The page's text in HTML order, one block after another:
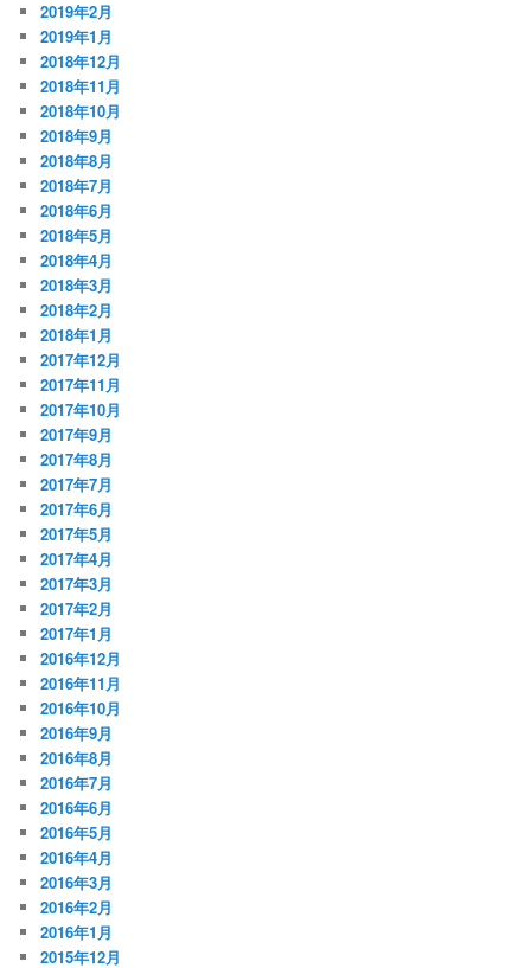
2019年2月
2019年1月
2018年12月
2018年11月
2018年10月
2018年9月
2018年8月
2018年7月
2018年6月
2018年5月
2018年4月
2018年3月
2018年2月
2018年1月
2017年12月
2017年11月
2017年10月
2017年9月
2017年8月
2017年7月
2017年6月
2017年5月
2017年4月
2017年3月
2017年2月
2017年1月
2016年12月
2016年11月
2016年10月
2016年9月
2016年8月
2016年7月
2016年6月
2016年5月
2016年4月
2016年3月
2016年2月
2016年1月
2015年12月